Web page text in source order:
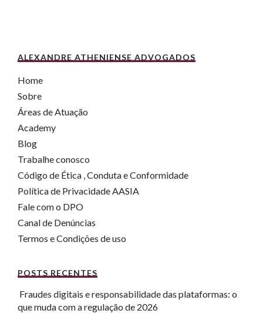
ALEXANDRE ATHENIENSE ADVOGADOS
Home
Sobre
Áreas de Atuação
Academy
Blog
Trabalhe conosco
Código de Ética , Conduta e Conformidade
Política de Privacidade AASIA
Fale com o DPO
Canal de Denúncias
Termos e Condições de uso
POSTS RECENTES
Fraudes digitais e responsabilidade das plataformas: o
que muda com a regulação de 2026